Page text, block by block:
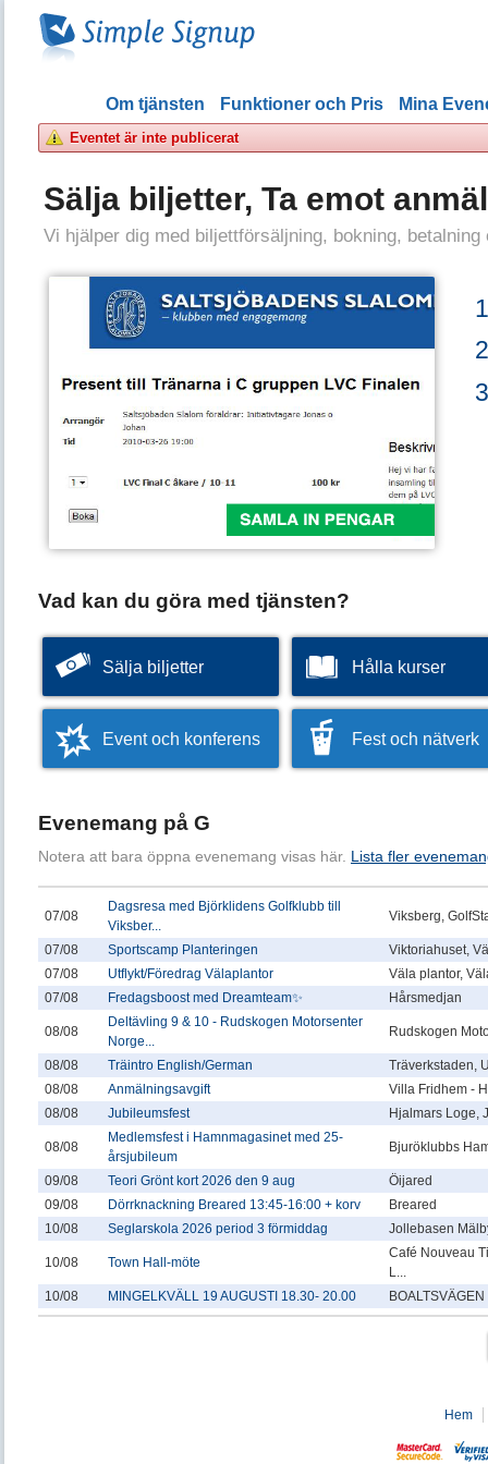
Om tjänsten Funktioner och Pris Mina
Eventet är inte publicerat
Sälja biljetter, Ta emot
Vi hjälper dig med biljettförsäljning, bokning,
Vad kan du göra med tjänsten?
Sälja biljetter Hålla kurser
Event och konferens Fest och nätverk
Evenemang på G
Notera att bara öppna evenemang visas här. Lista fler
07/08
Dagsresa med Björklidens Golfklubb till
Viksber...
Viksberg,
07/08 Sportscamp Planteringen
Viktoriahuset,
07/08
Utflykt/Föredrag Välaplantor
Väla plantor,
07/08
Fredagsboost med Dreamteam✨ Hårsmedjan
08/08
Deltävling 9 & 10 - Rudskogen Motorsenter
Norge...
Rudskogen
08/08 Träintro English/German
Träverkstaden,
08/08
Anmälningsavgift
Villa Fridhem -
08/08
Jubileumsfest Hjalmars Loge,
08/08
Medlemsfest i Hamnmagasinet med 25-
årsjubileum
Bjuröklubbs
09/08 Teori Grönt kort 2026 den 9 aug
Öijared
09/08
Dörrknackning Breared 13:45-16:00 + korv
Breared
10/08
Seglarskola 2026 period 3 förmiddag Jollebasen
10/08 Town Hall-möte
Café Nouveau
L...
10/08
MINGELKVÄLL 19 AUGUSTI 18.30- 20.00
Hem